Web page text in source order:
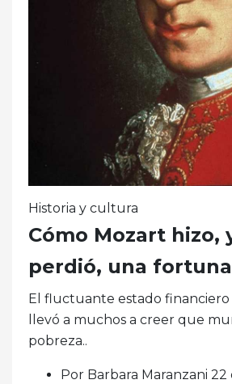
Historia y cultura
Cómo Mozart hizo,
perdió, una fortuna
El fluctuante estado
llevó a muchos a creer que
pobreza..
Por Barbara Maranzani